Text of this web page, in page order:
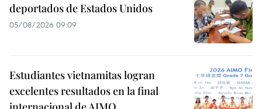
deportados de Estados Unidos
05/08/2026 09:09
Estudiantes vietnamitas logran
excelentes resultados en la final